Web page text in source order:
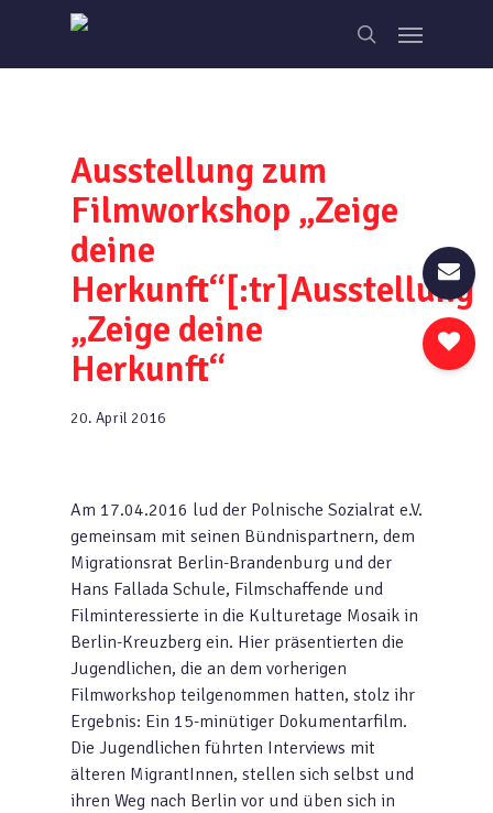
main
search
Menu
Ausstellung zum
Filmworkshop „Zeige
deine
Herkunft“[:tr]Ausstellung
„Zeige deine
Herkunft“
20. April 2016
Am 17.04.2016 lud der Polnische Sozialrat e.V.
gemeinsam mit seinen Bündnispartnern, dem
Migrationsrat Berlin-Brandenburg und der
Hans Fallada Schule, Filmschaffende und
Filminteressierte in die Kulturetage Mosaik in
Berlin-Kreuzberg ein. Hier präsentierten die
Jugendlichen, die an dem vorherigen
Filmworkshop teilgenommen hatten, stolz ihr
Ergebnis: Ein 15-minütiger Dokumentarfilm.
Die Jugendlichen führten Interviews mit
älteren MigrantInnen, stellen sich selbst und
ihren Weg nach Berlin vor und üben sich in